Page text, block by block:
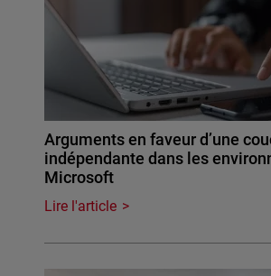
Arguments en faveur d’une
indépendante dans les
Microsoft
Lire l'article